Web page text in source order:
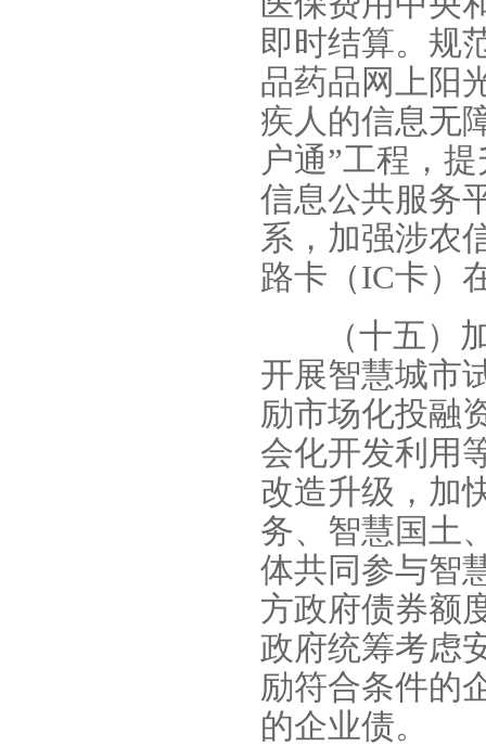
即时结算。规
品药品网上阳
疾人的信息无
户通”工程，
信息公共服务
系，加强涉农
路卡（IC卡）
（十五）
开展智慧城市
励市场化投融
会化开发利用
改造升级，加
务、智慧国土
体共同参与智
方政府债券额
政府统筹考虑
励符合条件的
的企业债。